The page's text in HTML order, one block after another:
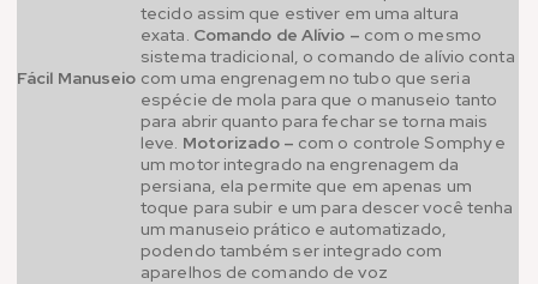
Fácil Manuseio
tecido assim que estiver em uma altura
exata. Comando de Alívio – com o mesmo
sistema tradicional, o comando de alívio conta
com uma engrenagem no tubo que seria
espécie de mola para que o manuseio tanto
para abrir quanto para fechar se torna mais
leve. Motorizado – com o controle Somphy e
um motor integrado na engrenagem da
persiana, ela permite que em apenas um
toque para subir e um para descer você tenha
um manuseio prático e automatizado,
podendo também ser integrado com
aparelhos de comando de voz